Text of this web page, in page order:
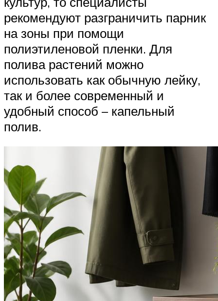
рекомендуют разграничить парник
на зоны при помощи
полиэтиленовой пленки. Для
полива растений можно
использовать как обычную лейку,
так и более современный и
удобный способ – капельный
полив.